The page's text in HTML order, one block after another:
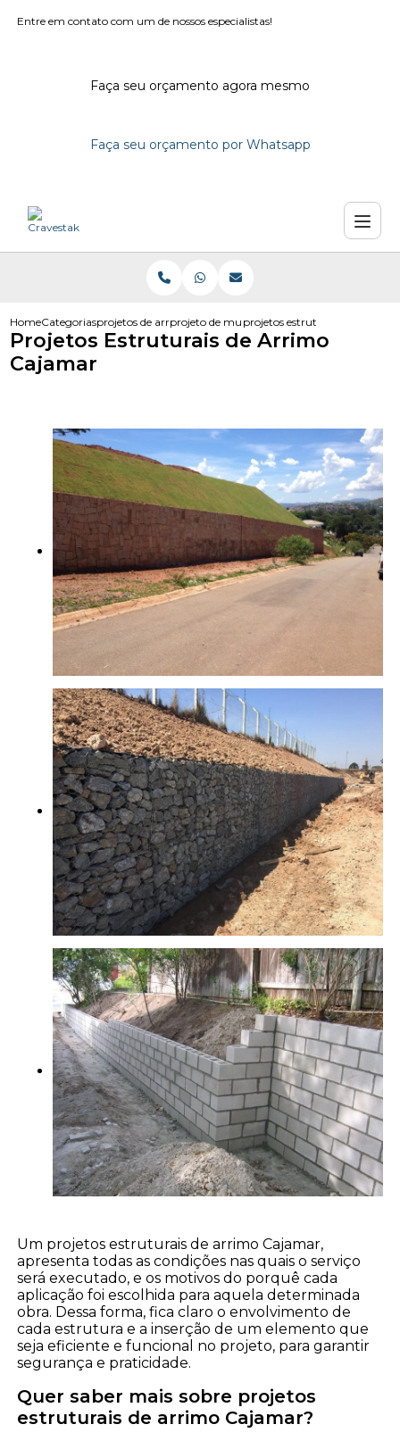
Entre em contato com um de nossos especialistas!
Faça seu orçamento agora mesmo
Faça seu orçamento por Whatsapp
HomeCategoriasprojetos de arrimoprojeto de muro de arrimo dwg
projetos estruturais de arrimo
Projetos Estruturais de Arrimo
Cajamar
Um projetos estruturais de arrimo Cajamar,
apresenta todas as condições nas quais o serviço
será executado, e os motivos do porquê cada
aplicação foi escolhida para aquela determinada
obra. Dessa forma, fica claro o envolvimento de
cada estrutura e a inserção de um elemento que
seja eficiente e funcional no projeto, para garantir
segurança e praticidade.
Quer saber mais sobre projetos
estruturais de arrimo Cajamar?